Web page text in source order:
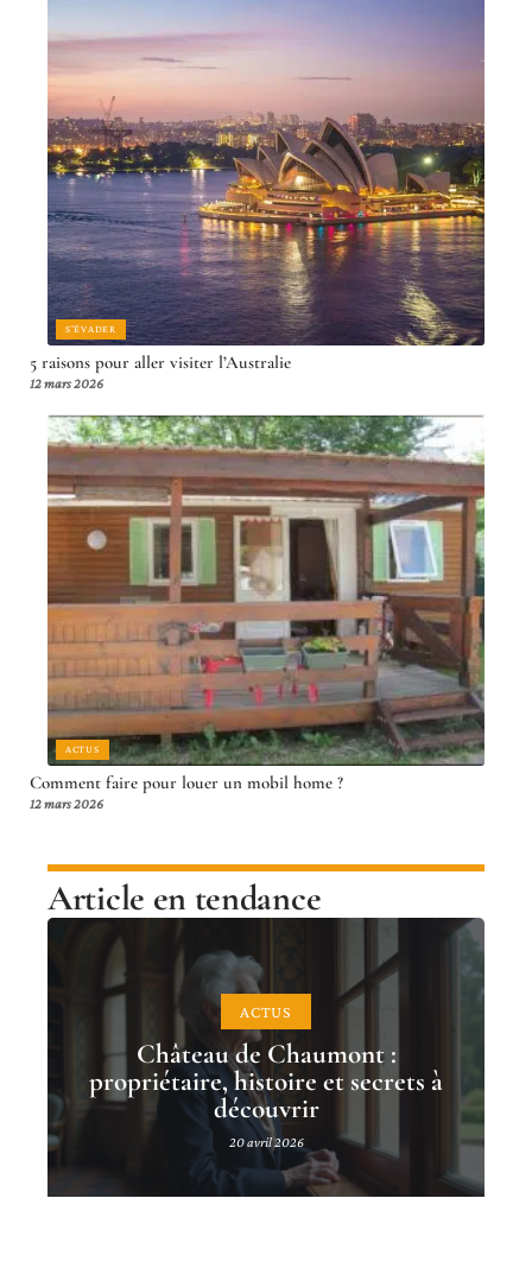
S'ÉVADER
5 raisons pour aller visiter l’Australie
12 mars 2026
ACTUS
Comment faire pour louer un mobil home ?
12 mars 2026
Article en tendance
ACTUS
Château de Chaumont :
propriétaire, histoire et secrets à
découvrir
20 avril 2026